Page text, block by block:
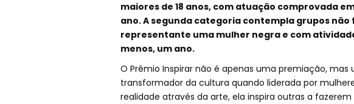
maiores de 18 anos, com atuação comprovada
ano. A segunda categoria contempla grupos
representante uma mulher negra e com
menos, um ano.
O Prêmio Inspirar não é apenas uma premiação,
transformador da cultura quando liderada por
realidade através da arte, ela inspira outras a